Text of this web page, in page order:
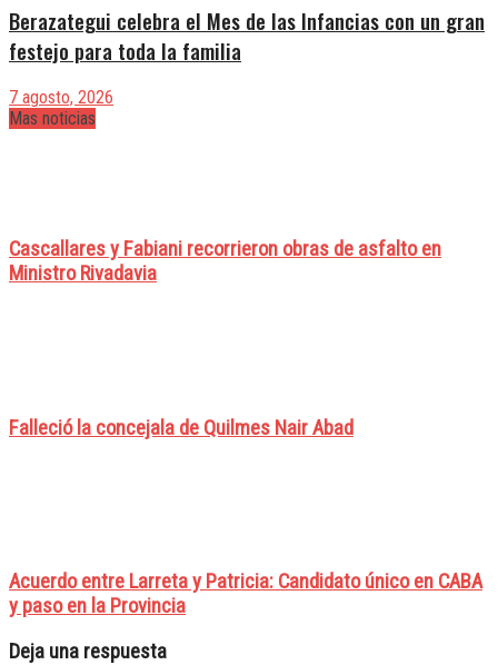
Berazategui celebra el Mes de las Infancias con un gran
festejo para toda la familia
7 agosto, 2026
Mas noticias
Cascallares y Fabiani recorrieron obras de asfalto en
Ministro Rivadavia
Falleció la concejala de Quilmes Nair Abad
Acuerdo entre Larreta y Patricia: Candidato único en CABA
y paso en la Provincia
Deja una respuesta